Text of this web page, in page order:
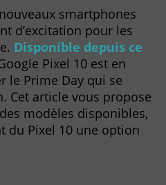
smartphones
d’excitation pour les
Disponible depuis ce
Pixel 10 est en
le Prime Day qui se
Cet article vous propose
modèles disponibles,
du Pixel 10 une option